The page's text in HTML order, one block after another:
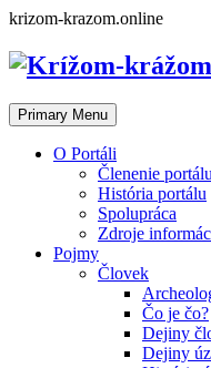
Skip
content
krizom-krazom.online
Primary Menu
O Portáli
Členenie portálu
História portálu
Spolupráca
Zdroje
Pojmy
Človek
Čo je čo?
Dejiny
Dejiny